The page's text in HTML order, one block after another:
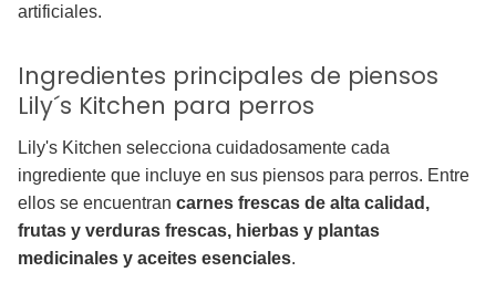
artificiales.
Ingredientes principales de piensos
Lily´s Kitchen para perros
Lily's Kitchen selecciona cuidadosamente cada
ingrediente que incluye en sus piensos para perros. Entre
ellos se encuentran carnes frescas de alta calidad,
frutas y verduras frescas, hierbas y plantas
medicinales y aceites esenciales.